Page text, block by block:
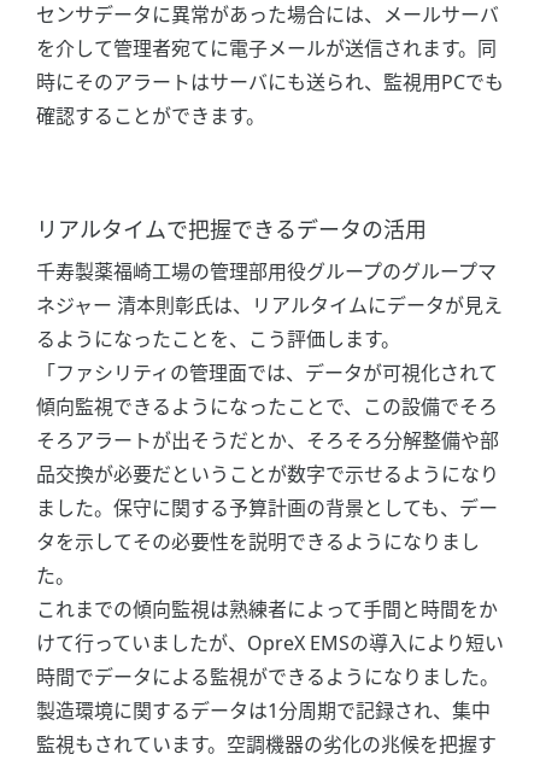
センサデータに異常があった場合には、メールサーバ
を介して管理者宛てに電子メールが送信されます。同
時にそのアラートはサーバにも送られ、監視用PCでも
確認することができます。
リアルタイムで把握できるデータの活用
千寿製薬福崎工場の管理部用役グループのグループマ
ネジャー 清本則彰氏は、リアルタイムにデータが見え
るようになったことを、こう評価します。
「ファシリティの管理面では、データが可視化されて
傾向監視できるようになったことで、この設備でそろ
そろアラートが出そうだとか、そろそろ分解整備や部
品交換が必要だということが数字で示せるようになり
ました。保守に関する予算計画の背景としても、デー
タを示してその必要性を説明できるようになりまし
た。
これまでの傾向監視は熟練者によって手間と時間をか
けて行っていましたが、OpreX EMSの導入により短い
時間でデータによる監視ができるようになりました。
製造環境に関するデータは1分周期で記録され、集中
監視もされています。空調機器の劣化の兆候を把握す